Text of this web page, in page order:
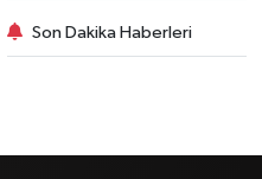
Son Dakika Haberleri